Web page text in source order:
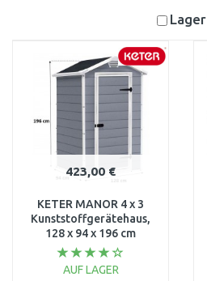
Lager
423,00 €
KETER MANOR 4 x 3
Kunststoffgerätehaus,
128 x 94 x 196 cm
17192190
AUF LAGER